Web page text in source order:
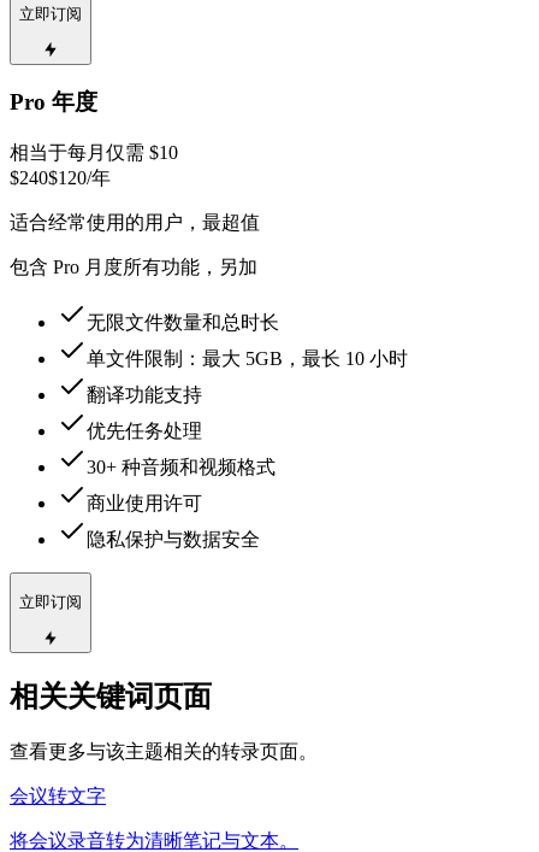
立即订阅
Pro 年度
相当于每月仅需 $10
$240$120/年
适合经常使用的用户，最超值
包含 Pro 月度所有功能，另加
无限文件数量和总时长
单文件限制：最大 5GB，最长 10 小时
翻译功能支持
优先任务处理
30+ 种音频和视频格式
商业使用许可
隐私保护与数据安全
立即订阅
相关关键词页面
查看更多与该主题相关的转录页面。
会议转文字
将会议录音转为清晰笔记与文本。